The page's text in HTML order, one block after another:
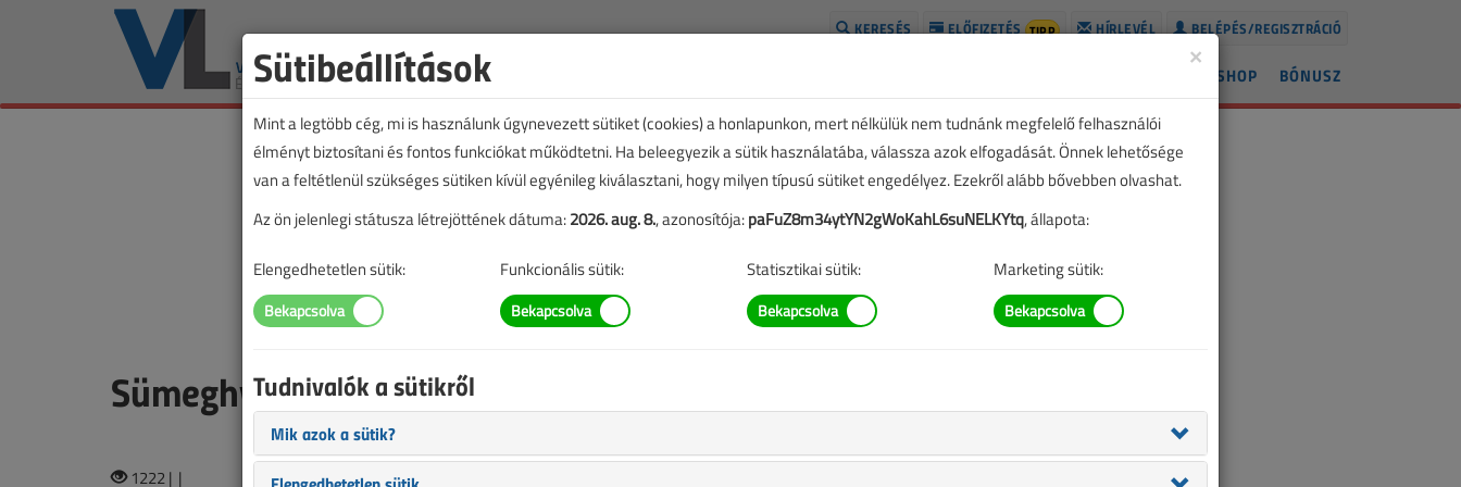
BELÉPÉS/REGISZTRÁCIÓ
HÍRLEVÉL
ELŐFIZETÉS TIPP
KERESÉS
BÓNUSZ
SHOP
Sümeghy Péter SZERZŐK LISTÁJA
1222 | |
×
Sütibeállítások
Mint a legtöbb cég, mi is használunk úgynevezett sütiket (cookies) a honlapunkon, mert nélkülük nem tudnánk megfelelő felhasználói
élményt biztosítani és fontos funkciókat működtetni. Ha beleegyezik a sütik használatába, válassza azok elfogadását. Önnek lehetősége
van a feltétlenül szükséges sütiken kívül egyénileg kiválasztani, hogy milyen típusú sütiket engedélyez. Ezekről alább bővebben olvashat.
Az ön jelenlegi státusza létrejöttének dátuma:2026. aug. 8., azonosítója:paFuZ8m34ytYN2gWoKahL6suNELKYtq, állapota:
Elengedhetetlen sütik: Funkcionális sütik: Statisztikai sütik: Marketing sütik:
Tudnivalók a sütikről
Mik azok a sütik?